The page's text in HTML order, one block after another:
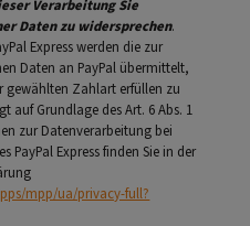
Verarbeitung Sie
Daten zu widersprechen.
Express werden die zur
Daten an PayPal übermittelt,
Zahlart erfüllen zu
auf Grundlage des Art. 6 Abs. 1
zur Datenverarbeitung bei
PayPal Express finden Sie in der
mpp/ua/privacy-full?